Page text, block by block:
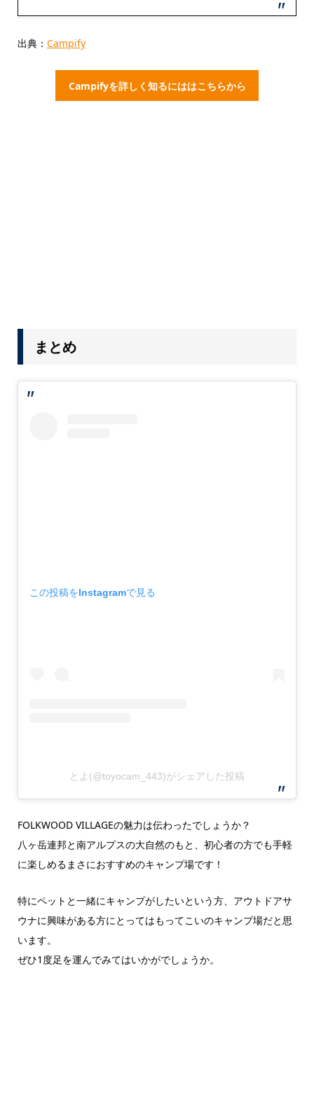
出典： Campify
Campifyを詳しく知るにははこちらから
まとめ
この投稿をInstagramで見る
とよ(@toyocam_443)がシェアした投稿
FOLKWOOD VILLAGEの魅力は伝わったでしょうか？
八ヶ岳連邦と南アルプスの大自然のもと、初心者の方でも手軽
に楽しめるまさにおすすめのキャンプ場です！
特にペットと一緒にキャンプがしたいという方、アウトドアサ
ウナに興味がある方にとってはもってこいのキャンプ場だと思
います。
ぜひ1度足を運んでみてはいかがでしょうか。